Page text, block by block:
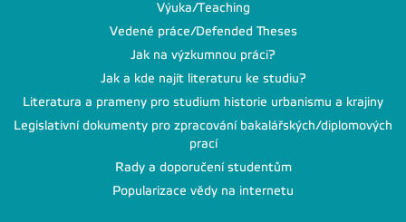
Výuka/Teaching
Vedené práce/Defended Theses
Jak na výzkumnou práci?
Jak a kde najít literaturu ke studiu?
Literatura a prameny pro studium historie urbanismu a krajiny
Legislativní dokumenty pro zpracování bakalářských/diplomových
prací
Rady a doporučení studentům
Popularizace vědy na internetu